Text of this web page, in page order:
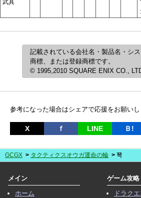
武具
記載されている会社名・製品名・シ
商標、または登録商標です。
© 1995,2010 SQUARE ENIX CO.,
参考になった場合はシェアで応援をお願いし
X ｆ LINE Ｂ!
GCGX タクティクスオウガ運命の輪 弩
メイン
ホーム
ゲーム攻略
ドラク